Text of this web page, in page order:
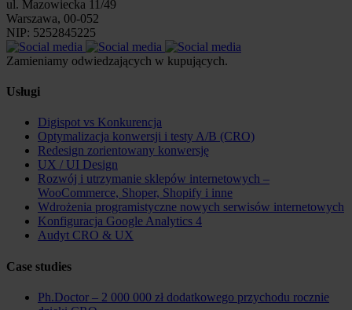
ul. Mazowiecka 11/49
Warszawa, 00-052
NIP: 5252845225
Zamieniamy odwiedzających w kupujących.
Usługi
Digispot vs Konkurencja
Optymalizacja konwersji i testy A/B (CRO)
Redesign zorientowany konwersję
UX / UI Design
Rozwój i utrzymanie sklepów internetowych –
WooCommerce, Shoper, Shopify i inne
Wdrożenia programistyczne nowych serwisów internetowych
Konfiguracja Google Analytics 4
Audyt CRO & UX
Case studies
Ph.Doctor – 2 000 000 zł dodatkowego przychodu rocznie